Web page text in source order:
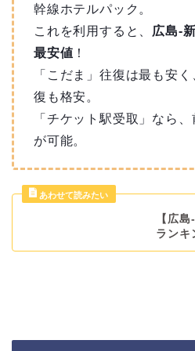
幹線ホテルパック。
これを利用すると、 広島-
最安値 ！
「こだま」往復は最も安
復も格安。
「チケット駅受取」なら
が可能。
【広
ランキ